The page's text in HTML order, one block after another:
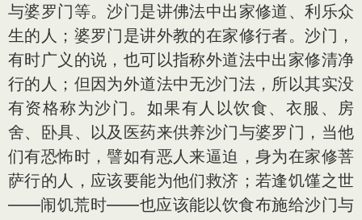
与婆罗门等。沙门是讲佛法中出家修道、利乐众
生的人；婆罗门是讲外教的在家修行者。沙门，
有时广义的说，也可以指称外道法中出家修清净
行的人；但因为外道法中无沙门法，所以其实没
有资格称为沙门。如果有人以饮食、衣服、房
舍、卧具、以及医药来供养沙门与婆罗门，当他
们有恐怖时，譬如有恶人来逼迫，身为在家修菩
萨行的人，应该要能为他们救济；若逢饥馑之世
——闹饥荒时——也应该能以饮食布施给沙门与